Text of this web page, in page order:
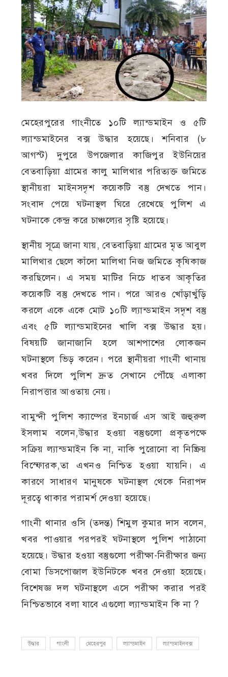
মেহেরপুরের গাংনীতে ১০টি ল্যান্ডমাইন ও ৫টি
ল্যান্ডমাইনের বক্স উদ্ধার হয়েছে। শনিবার (৮
আগস্ট) দুপুরে উপজেলার কাজিপুর ইউনিয়ের
বেতবাড়িয়া গ্রামের কালু মালিথার পরিত্যক্ত জমিতে
স্থানীয়রা মাইনসদৃশ কয়েকটি বস্তু দেখতে পান।
সংবাদ পেয়ে ঘটনাস্থল ঘিরে রেখেছে পুলিশ এ
ঘটনাকে কেন্দ্র করে চাঞ্চল্যের সৃষ্টি হয়েছে।
স্থানীয় সূত্রে জানা যায়, বেতবাড়িয়া গ্রামের মৃত আবুল
মালিথার ছেলে কাঁদো মালিথা নিজ জমিতে কৃষিকাজ
করছিলেন। এ সময় মাটির নিচে ধাতব আকৃতির
কয়েকটি বস্তু দেখতে পান। পরে আরও খোঁড়াখুঁড়ি
করলে একে একে মোট ১০টি ল্যান্ডমাইন সদৃশ বস্তু
এবং ৫টি ল্যান্ডমাইনের খালি বক্স উদ্ধার হয়।
বিষয়টি জানাজানি হলে আশপাশের লোকজন
ঘটনাস্থলে ভিড় করেন। পরে স্থানীয়রা গাংনী থানায়
খবর দিলে পুলিশ দ্রুত সেখানে পৌঁছে এলাকা
নিরাপত্তার আওতায় নেয়।
বামুন্দী পুলিশ ক্যাম্পের ইনচার্জ এস আই জহুরুল
ইসলাম বলেন,উদ্ধার হওয়া বস্তুগুলো প্রকৃতপক্ষে
সক্রিয় ল্যান্ডমাইন কি না, নাকি পুরোনো বা নিষ্ক্রিয়
বিস্ফোরক,তা এখনও নিশ্চিত হওয়া যায়নি। এ
কারণে সাধারণ মানুষকে ঘটনাস্থল থেকে নিরাপদ
দূরত্বে থাকার পরামর্শ দেওয়া হয়েছে।
গাংনী থানার ওসি (তদন্ত) শিমুল কুমার দাস বলেন,
খবর পাওয়ার পরপরই ঘটনাস্থলে পুলিশ পাঠানো
হয়েছে। উদ্ধার হওয়া বস্তুগুলো পরীক্ষা-নিরীক্ষার জন্য
বোমা ডিসপোজাল ইউনিটকে খবর দেওয়া হয়েছে।
বিশেষজ্ঞ দল ঘটনাস্থলে এসে পরীক্ষা করার পরই
নিশ্চিতভাবে বলা যাবে এগুলো ল্যান্ডমাইন কি না ?
উদ্ধার গাংনী মেহেরপুর ল্যান্ডমাইন ল্যান্ডমাইনবক্স